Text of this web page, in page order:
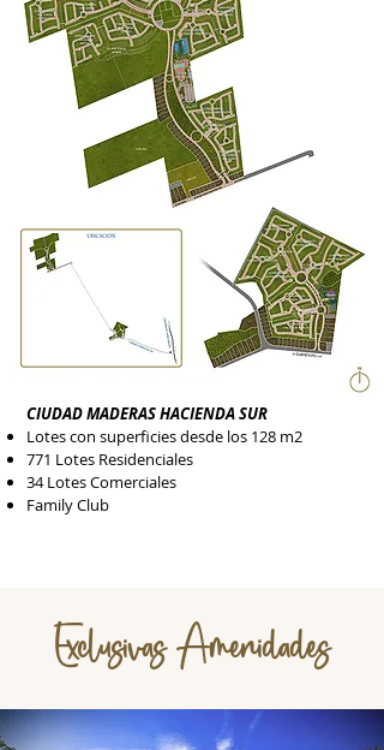
CIUDAD MADERAS HACIENDA SUR
Lotes con superficies desde los 128 m2
771 Lotes Residenciales
34 Lotes Comerciales
Family Club
Exclusivas Amenidades